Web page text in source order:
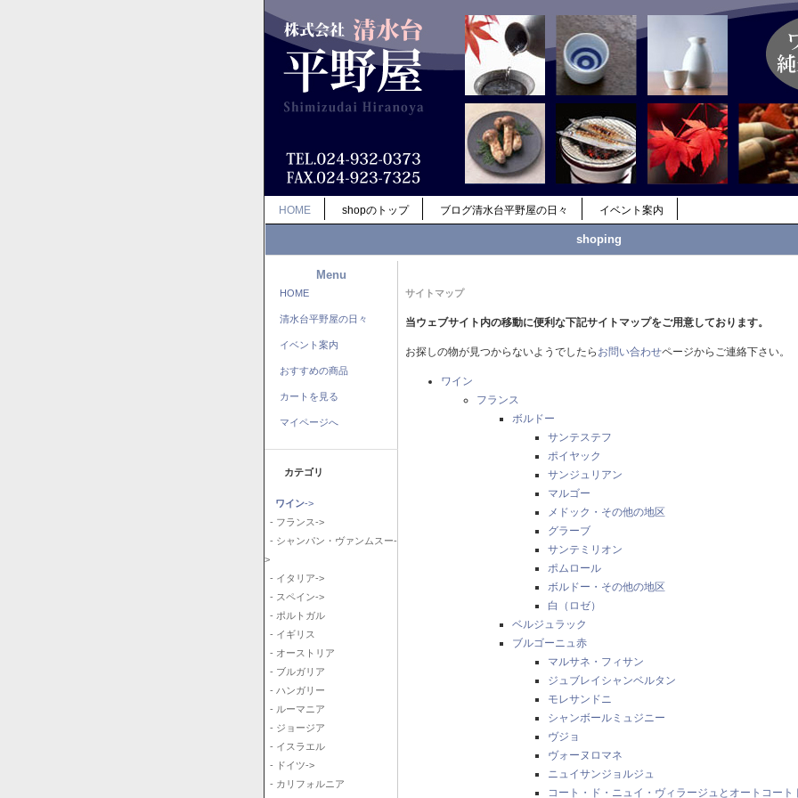
HOME shopのトップ ブログ清水台平野屋の日々 イベント案内
shoping
Menu
HOME
清水台平野屋の日々
イベント案内
おすすめの商品
カートを見る
マイページへ
カテゴリ
ワイン->
- フランス->
- シャンパン・ヴァンムスー-
>
- イタリア->
- スペイン->
- ポルトガル
- イギリス
- オーストリア
- ブルガリア
- ハンガリー
- ルーマニア
- ジョージア
- イスラエル
- ドイツ->
- カリフォルニア
サイトマップ
当ウェブサイト内の移動に便利な下記サイトマップをご用意しております。
お探しの物が見つからないようでしたら お問い合わせページからご連絡下さい。
ワイン
フランス
ボルドー
サンテステフ
ポイヤック
サンジュリアン
マルゴー
メドック・その他の地区
グラーブ
サンテミリオン
ポムロール
ボルドー・その他の地区
白（ロゼ）
ベルジュラック
ブルゴーニュ赤
マルサネ・フィサン
ジュブレイシャンベルタン
モレサンドニ
シャンボールミュジニー
ヴジョ
ヴォーヌロマネ
ニュイサンジョルジュ
コート・ド・ニュイ・ヴィラージュとオートコート